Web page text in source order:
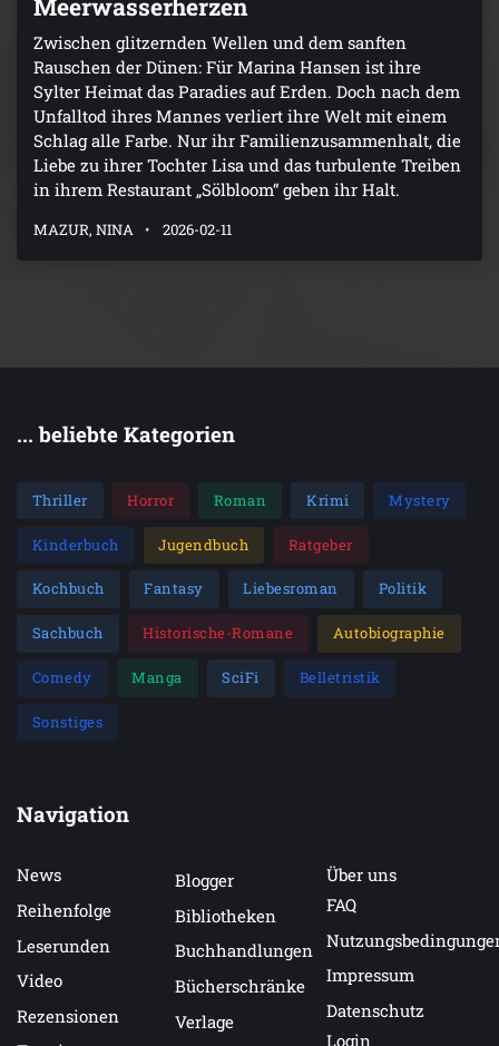
Meerwasserherzen
Zwischen glitzernden Wellen und dem sanften
Rauschen der Dünen: Für Marina Hansen ist ihre
Sylter Heimat das Paradies auf Erden. Doch nach dem
Unfalltod ihres Mannes verliert ihre Welt mit einem
Schlag alle Farbe. Nur ihr Familienzusammenhalt, die
Liebe zu ihrer Tochter Lisa und das turbulente Treiben
in ihrem Restaurant „Sölbloom“ geben ihr Halt.
MAZUR, NINA 2026-02-11
... beliebte Kategorien
Thriller Horror Roman Krimi Mystery
Kinderbuch Jugendbuch Ratgeber
Kochbuch Fantasy Liebesroman Politik
Sachbuch Historische-Romane Autobiographie
Comedy Manga SciFi Belletristik
Sonstiges
Navigation
News
Reihenfolge
Leserunden
Video
Rezensionen
Blogger
Bibliotheken
Buchhandlungen
Bücherschränke
Verlage
Über uns
FAQ
Impressum
Datenschutz
Login